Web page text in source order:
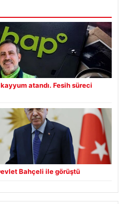
atandı. Fesih süreci
Bahçeli ile görüştü